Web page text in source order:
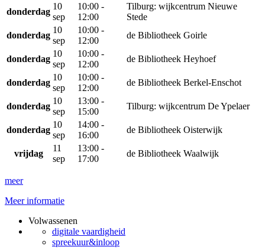
donderdag
10
sep
10:00 -
12:00
Tilburg: wijkcentrum Nieuwe
Stede
donderdag
10
sep
10:00 -
12:00
de Bibliotheek Goirle
donderdag
10
sep
10:00 -
12:00
de Bibliotheek Heyhoef
donderdag
10
sep
10:00 -
12:00
de Bibliotheek Berkel-Enschot
donderdag
10
sep
13:00 -
15:00
Tilburg: wijkcentrum De Ypelaer
donderdag
10
sep
14:00 -
16:00
de Bibliotheek Oisterwijk
vrijdag
11
sep
13:00 -
17:00
de Bibliotheek Waalwijk
meer
Meer informatie
Volwassenen
digitale vaardigheid
spreekuur&inloop